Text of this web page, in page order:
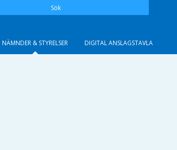
Sök
NÄMNDER & STYRELSER DIGITAL ANSLAGSTAVLA